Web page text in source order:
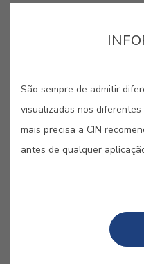
Jaipur, também
cidade cor-de-
São sempre de admitir
visualizadas nos
mais precisa a CIN
antes de qualquer